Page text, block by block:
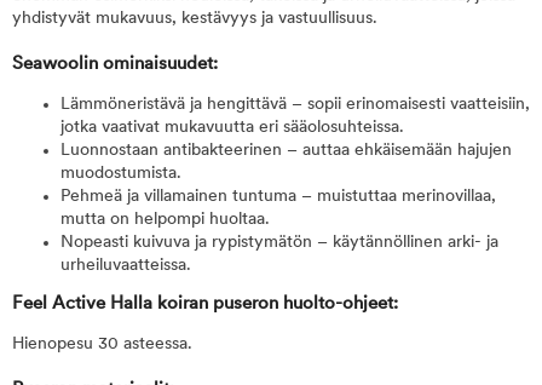
yhdistyvät mukavuus, kestävyys ja vastuullisuus.
Seawoolin ominaisuudet:
Lämmöneristävä ja hengittävä – sopii erinomaisesti vaatteisiin,
jotka vaativat mukavuutta eri sääolosuhteissa.
Luonnostaan antibakteerinen – auttaa ehkäisemään hajujen
muodostumista.
Pehmeä ja villamainen tuntuma – muistuttaa merinovillaa,
mutta on helpompi huoltaa.
Nopeasti kuivuva ja rypistymätön – käytännöllinen arki- ja
urheiluvaatteissa.
Feel Active Halla koiran puseron huolto-ohjeet:
Hienopesu 30 asteessa.